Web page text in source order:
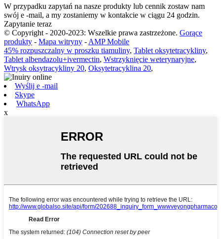
W przypadku zapytań na nasze produkty lub cennik zostaw nam
swój e -mail, a my zostaniemy w kontakcie w ciągu 24 godzin.
Zapytanie teraz
© Copyright - 2020-2023: Wszelkie prawa zastrzeżone. Gorące
produkty - Mapa witryny - AMP Mobile
45% rozpuszczalny w proszku tiamuliny, Tablet oksytetracykliny,
Tablet albendazolu+ivermectin, Wstrzyknięcie weterynaryjne,
Wtrysk oksytracykliny 20, Oksytetracyklina 20,
Wyślij e -mail
Skype
WhatsApp
x